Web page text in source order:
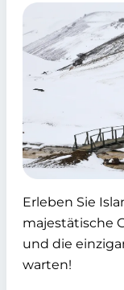
Erleben Sie
majestätische
und die
warten!